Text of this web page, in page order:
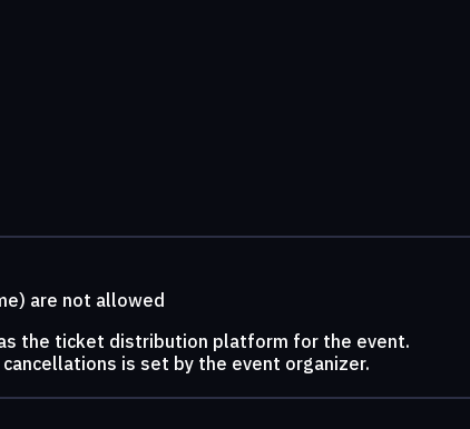
are not allowed
the ticket distribution platform for the event.
is set by the event organizer.